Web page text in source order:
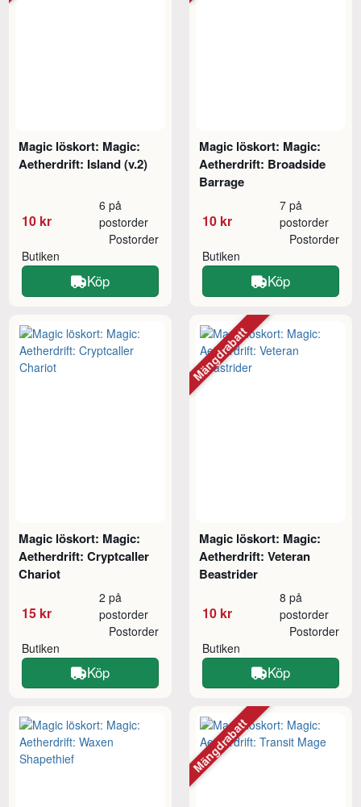
Magic löskort: Magic:
Aetherdrift: Island (v.2)
10 kr
6 på
postorder
Butiken
Postorder
Köp
Magic löskort: Magic:
Aetherdrift: Broadside
Barrage
10 kr
7 på
postorder
Butiken
Postorder
Köp
Magic löskort: Magic:
Aetherdrift: Cryptcaller
Chariot
15 kr
2 på
postorder
Butiken
Postorder
Köp
Magic löskort: Magic:
Aetherdrift: Veteran
Beastrider
10 kr
8 på
postorder
Butiken
Postorder
Köp
Mängdrabatt
Mängdrabatt